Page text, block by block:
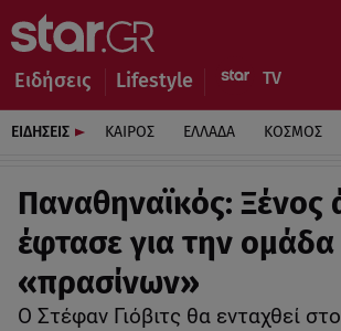
Ειδήσεις Lifestyle
ΕΙΔΗΣΕΙΣ ΚΑΙΡΟΣ ΕΛΛΑΔΑ ΚΟΣΜΟΣ
Παναθηναϊκός: Ξένος
έφτασε για την
«πρασίνων»
Ο Στέφαν Γιόβιτς θα ενταχθεί